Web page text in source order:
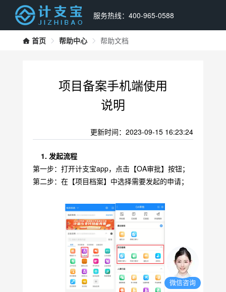
服务热线：400-965-0588
首页 帮助中心 帮助文档
项目备案手机端使用
说明
更新时间：2023-09-15 16:23:24
	1.
发起流程
第一步：打开计支宝app，点击【OA审批】按钮；
第二步：在【项目档案】中选择需要发起的申请；
微信咨询